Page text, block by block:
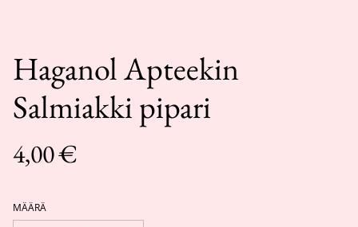
Haganol Apteekin
Salmiakki pipari
4,00 €
MÄÄRÄ